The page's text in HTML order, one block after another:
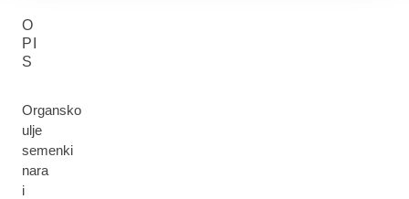
O
PI
S
Organsko
ulje
semenki
nara
i